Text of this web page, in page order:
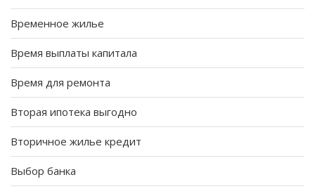
Временное жилье
Время выплаты капитала
Время для ремонта
Вторая ипотека выгодно
Вторичное жилье кредит
Выбор банка